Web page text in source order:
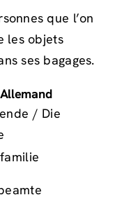
que l’on
les objets
ses bagages.
Allemand
/ Die